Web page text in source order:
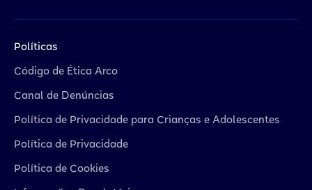
Políticas
Código de Ética Arco
Canal de Denúncias
Política de Privacidade para Crianças e Adolescentes
Política de Privacidade
Política de Cookies